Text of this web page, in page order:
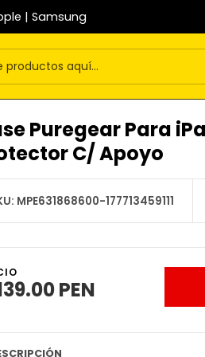
| Samsung
Puregear Para
C/ Apoyo
MPE631868600-177713459111
PEN